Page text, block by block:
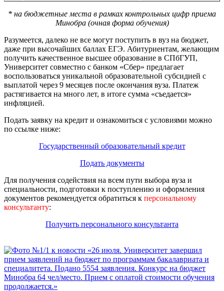
* на бюджетные места в рамках контрольных цифр приема
Минобра (очная форма обучения)
Разумеется, далеко не все могут поступить в вуз на бюджет,
даже при высочайших баллах ЕГЭ. Абитуриентам, желающим
получить качественное высшее образование в СПбГУП,
Университет совместно с банком «Сбер» предлагает
воспользоваться уникальной образовательной субсидией с
выплатой через 9 месяцев после окончания вуза. Платеж
растягивается на много лет, в итоге сумма «съедается»
инфляцией.
Подать заявку на кредит и ознакомиться с условиями можно
по ссылке ниже:
Государственный образовательный кредит
Подать документы
Для получения содействия на всем пути выбора вуза и
специальности, подготовки к поступлению и оформления
документов рекомендуется обратиться к персональному
консультанту:
Получить персонального консультанта